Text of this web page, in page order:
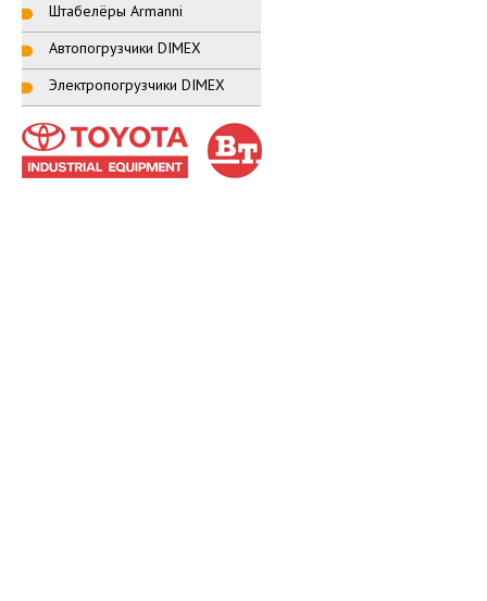
Штабелёры Armanni
Автопогрузчики DIMEX
Электропогрузчики DIMEX